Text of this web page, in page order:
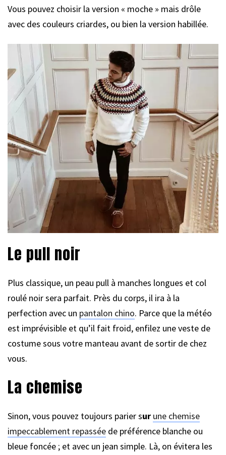
Vous pouvez choisir la version « moche » mais drôle
avec des couleurs criardes, ou bien la version habillée.
Le pull noir
Plus classique, un peau pull à manches longues et col
roulé noir sera parfait. Près du corps, il ira à la
perfection avec un pantalon chino. Parce que la météo
est imprévisible et qu’il fait froid, enfilez une veste de
costume sous votre manteau avant de sortir de chez
vous.
La chemise
Sinon, vous pouvez toujours parier sur une chemise
impeccablement repassée de préférence blanche ou
bleue foncée ; et avec un jean simple. Là, on évitera les